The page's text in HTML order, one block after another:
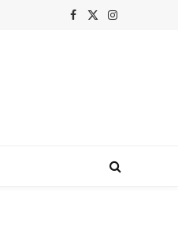
Facebook
X
Instagram